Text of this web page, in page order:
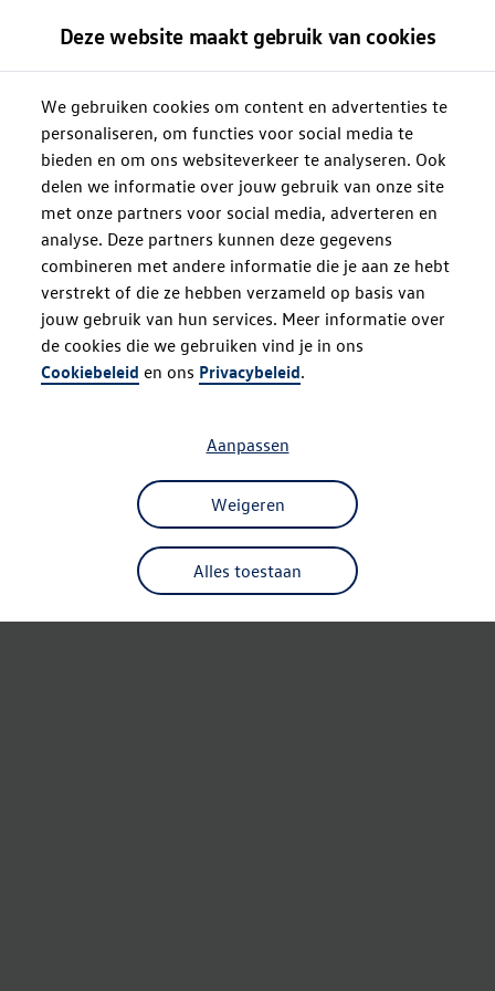
Deze website maakt gebruik van cookies
We gebruiken cookies om content en advertenties te
personaliseren, om functies voor social media te
bieden en om ons websiteverkeer te analyseren. Ook
delen we informatie over jouw gebruik van onze site
met onze partners voor social media, adverteren en
analyse. Deze partners kunnen deze gegevens
combineren met andere informatie die je aan ze hebt
verstrekt of die ze hebben verzameld op basis van
jouw gebruik van hun services. Meer informatie over
de cookies die we gebruiken vind je in ons
Cookiebeleid en ons Privacybeleid.
Alles toestaan
Weigeren
Aanpassen
Oops!
Something went wrong. Please try
refreshing the app
Refresh